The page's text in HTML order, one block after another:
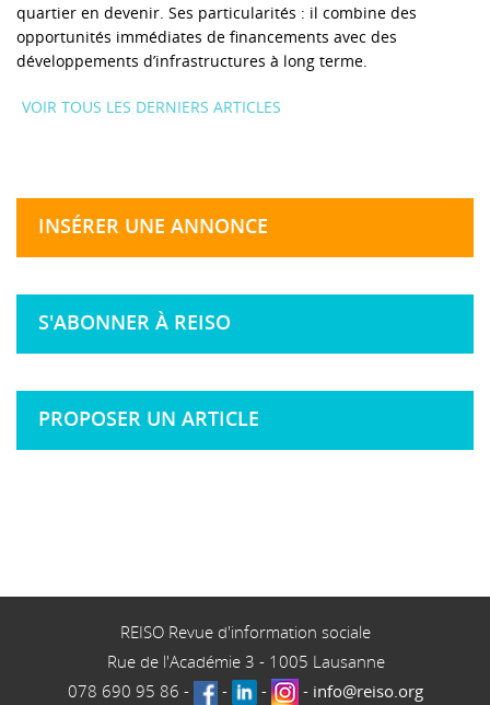
quartier en devenir. Ses particularités : il combine des
opportunités immédiates de financements avec des
développements d’infrastructures à long terme.
VOIR TOUS LES DERNIERS ARTICLES
INSÉRER UNE ANNONCE
S'ABONNER À REISO
PROPOSER UN ARTICLE
REISO Revue d'information sociale
Rue de l'Académie 3 - 1005 Lausanne
078 690 95 86 - - - - info@reiso.org